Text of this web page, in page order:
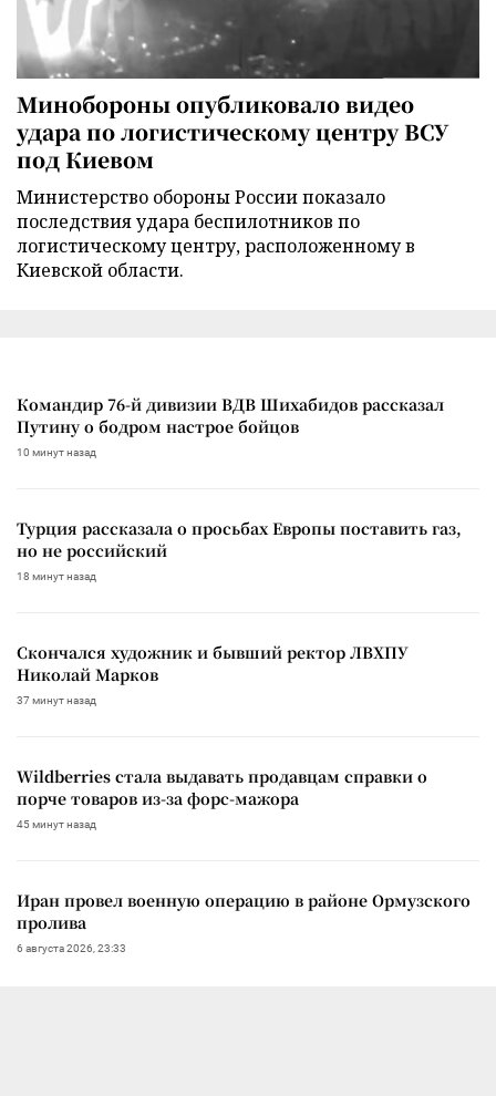
Минобороны опубликовало видео
удара по логистическому центру ВСУ
под Киевом
Министерство обороны России показало
последствия удара беспилотников по
логистическому центру, расположенному в
Киевской области.
Командир 76-й дивизии ВДВ Шихабидов рассказал
Путину о бодром настрое бойцов
10 минут назад
Турция рассказала о просьбах Европы поставить газ,
но не российский
18 минут назад
Скончался художник и бывший ректор ЛВХПУ
Николай Марков
37 минут назад
Wildberries стала выдавать продавцам справки о
порче товаров из-за форс-мажора
45 минут назад
Иран провел военную операцию в районе Ормузского
пролива
6 августа 2026, 23:33